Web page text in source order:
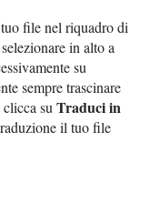
file nel riquadro di
in alto a
su
sempre trascinare
clicca suTraduci in
il tuo file